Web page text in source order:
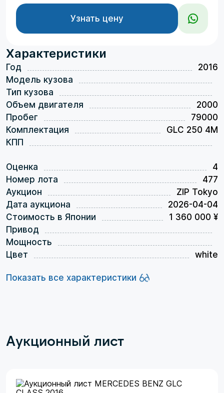
Характеристики
Год
2016
Модель кузова
Тип кузова
Объем двигателя
2000
Пробег
79000
Комплектация
GLC 250 4M
КПП
Оценка
4
Номер лота
477
Аукцион
ZIP Tokyo
Дата аукциона
2026-04-04
Стоимость в Японии
1 360 000 ¥
Привод
Мощность
Цвет
white
Показать все характеристики
Узнать цену
Аукционный лист